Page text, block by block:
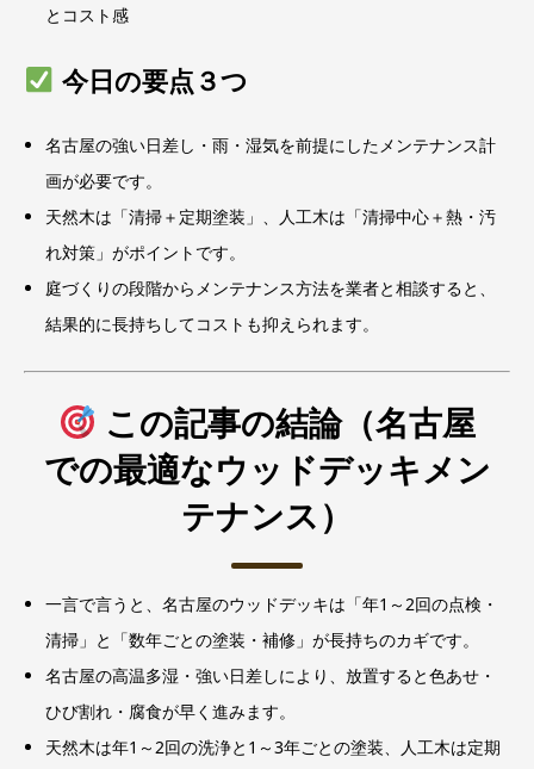
とコスト感
今日の要点３つ
名古屋の強い日差し・雨・湿気を前提にしたメンテナンス計
画が必要です。
天然木は「清掃＋定期塗装」、人工木は「清掃中心＋熱・汚
れ対策」がポイントです。
庭づくりの段階からメンテナンス方法を業者と相談すると、
結果的に長持ちしてコストも抑えられます。
この記事の結論（名古屋
での最適なウッドデッキメン
テナンス）
一言で言うと、名古屋のウッドデッキは「年1～2回の点検・
清掃」と「数年ごとの塗装・補修」が長持ちのカギです。
名古屋の高温多湿・強い日差しにより、放置すると色あせ・
ひび割れ・腐食が早く進みます。
天然木は年1～2回の洗浄と1～3年ごとの塗装、人工木は定期